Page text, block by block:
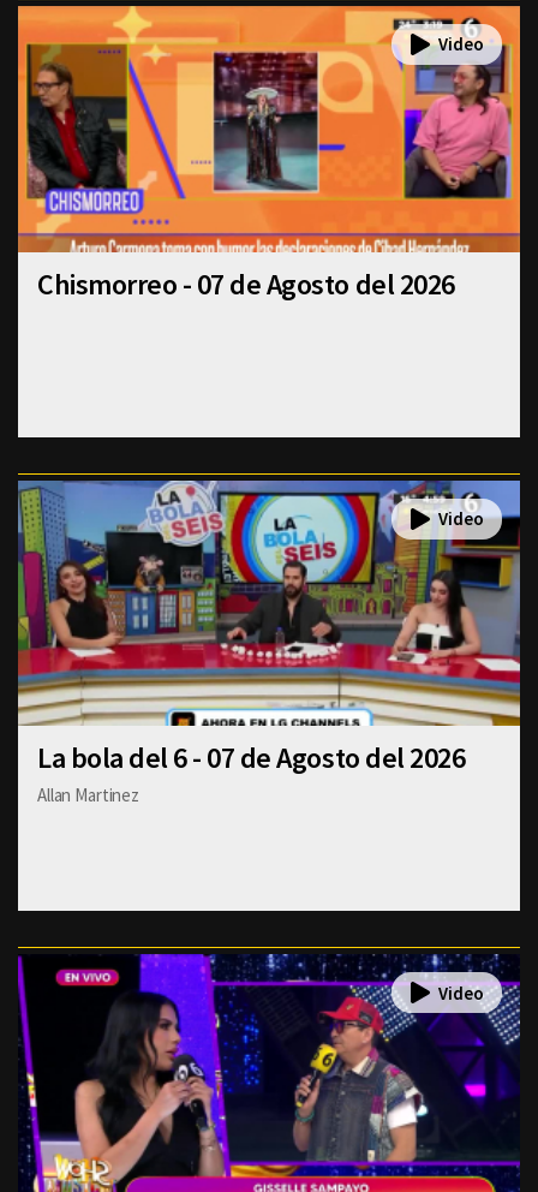
Chismorreo - 07 de Agosto del 2026
La bola del 6 - 07 de Agosto del 2026
Allan Martinez